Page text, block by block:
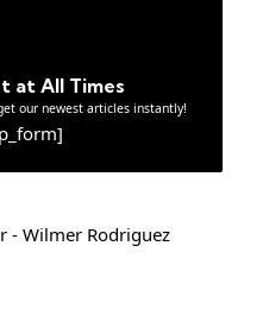
at All Times
our newest articles instantly!
- Wilmer Rodriguez